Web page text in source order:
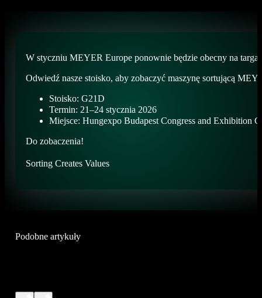
W styczniu MEYER Europe ponownie będzie obecny na
Odwiedź nasze stoisko, aby zobaczyć maszynę sortującą
Stoisko: G21D
Termin: 21–24 stycznia 2026
Miejsce: Hungexpo Budapest Congress and Exhibition
Do zobaczenia!
Sorting Creates Values
Podobne artykuły